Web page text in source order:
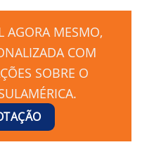
AGORA MESMO,
COM
SOBRE O